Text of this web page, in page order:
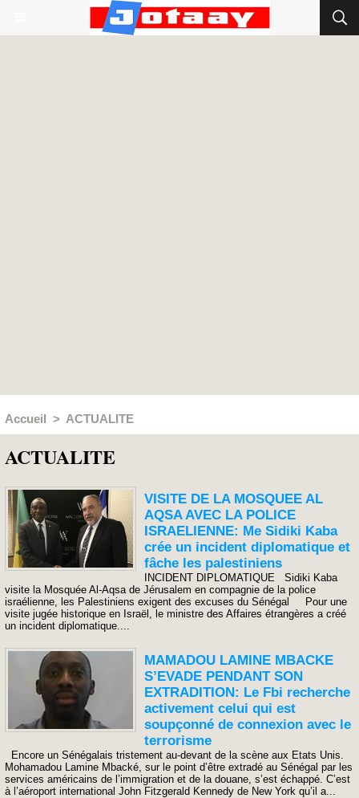
Accueil > ACTUALITE
ACTUALITE
VISITE DE LA MOSQUEE AL
AQSA AVEC LA POLICE
ISRAELIENNE: Me Sidiki Kaba
crée un incident diplomatique et
fâche les palestiniens
INCIDENT DIPLOMATIQUE Sidiki Kaba
visite la Mosquée Al-Aqsa de Jérusalem en compagnie de la police
israélienne, les Palestiniens exigent des excuses du Sénégal Pour une
visite jugée historique en Israël, le ministre des Affaires étrangères a créé
un incident diplomatique....
MAMADOU LAMINE MBACKE
S’EVADE PENDANT SON
EXTRADITION: Le Fbi recherche
activement celui qui est
soupçonné de connexion avec le
terrorisme
Encore un Sénégalais tristement au-devant de la scène aux Etats Unis.
Mohamadou Lamine Mbacké, sur le point d’être extradé au Sénégal par les
services américains de l’immigration et de la douane, s’est échappé. C’est
à l’aéroport international John Fitzgerald Kennedy de New York qu’il a...